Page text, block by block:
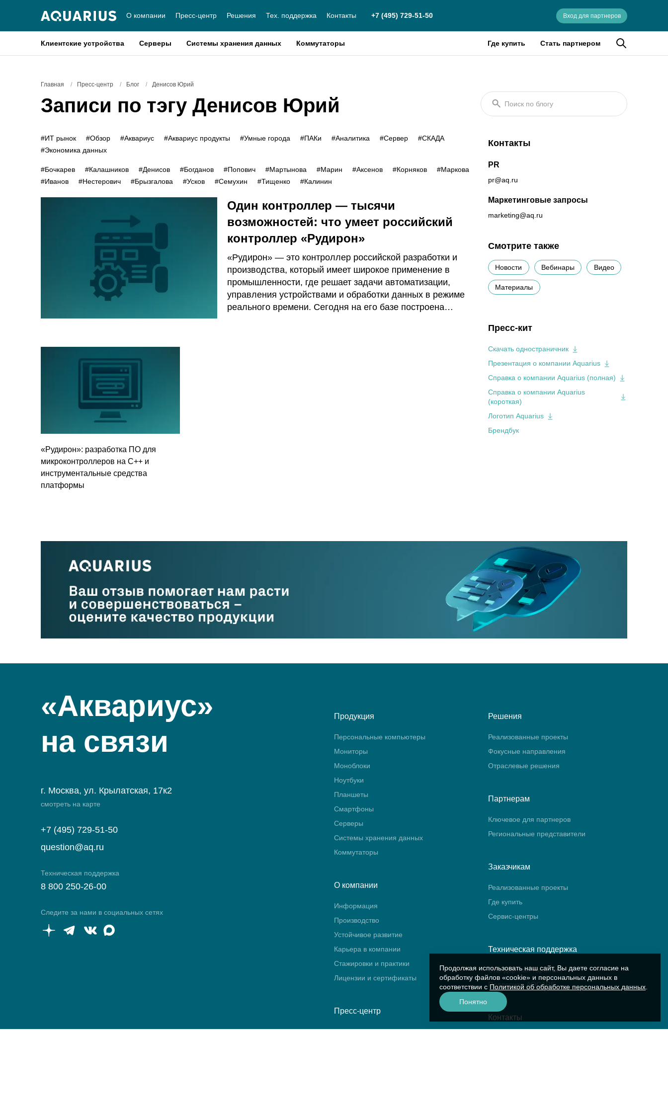
О компании Пресс-центр Решения Тех. поддержка Контакты +7 (495) 729-51-50 Вход для партнеров
Клиентские устройства Серверы Системы хранения данных Коммутаторы Где купить Стать партнером
Главная / Пресс-центр / Блог / Денисов Юрий
Записи по тэгу Денисов Юрий Поиск по блогу
#ИТ рынок #Обзор #Аквариус #Аквариус продукты #Умные города #ПАКи #Аналитика #Сервер
#СКАДА
#Экономика данных
#Бочкарев #Калашников #Денисов #Богданов #Попович #Мартынова #Марин #Аксенов #Корняков
#Маркова
#Иванов
#Нестерович #Брызгалова #Усков #Семухин #Тищенко #Калинин
Один контроллер — тысячи
возможностей: что умеет российский
контроллер «Рудирон»
«Рудирон» — это контроллер российской разработки и
производства, который имеет широкое применение в
промышленности, где решает задачи автоматизации,
управления устройствами и обработки данных в режиме
реального времени. Сегодня на его базе построена
«Рудирон»: разработка ПО для
микроконтроллеров на C++ и
инструментальные средства
платформы
Контакты
PR
pr@aq.ru
Маркетинговые запросы
marketing@aq.ru
Смотрите также
Новости Вебинары Видео
Материалы
Пресс-кит
Скачать одностраничник
Презентация о компании Aquarius
Справка о компании Aquarius (полная)
Справка о компании Aquarius
(короткая)
Логотип Aquarius
Брендбук
«Аквариус»
на связи
г. Москва, ул. Крылатская, 17к2
смотреть на карте
+7 (495) 729-51-50
question@aq.ru
Техническая поддержка
8 800 250-26-00
Следите за нами в социальных сетях
Продукция
Персональные компьютеры
Мониторы
Моноблоки
Ноутбуки
Планшеты
Смартфоны
Серверы
Системы хранения данных
Коммутаторы
О компании
Информация
Производство
Устойчивое развитие
Карьера в компании
Стажировки и практики
Лицензии и сертификаты
Пресс-центр
Новости
Решения
Реализованные проекты
Фокусные направления
Отраслевые решения
Партнерам
Ключевое для партнеров
Региональные представители
Заказчикам
Реализованные проекты
Где купить
Сервис-центры
Техническая поддержка
Стандартная гарантия
Поддержка AQCARE
Контакты
Продолжая использовать наш сайт, Вы даете согласие на
обработку файлов «cookie» и персональных данных в
соответствии сПолитикой об обработке персональных данных
Понятно